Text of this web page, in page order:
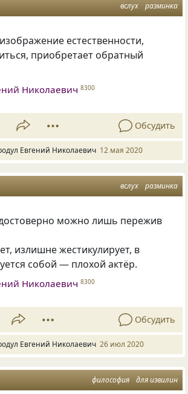
вслух разминка
естественности,
приобретает обратный
Николаевич 8300
Обсудить
Евгений Николаевич 12 мая 2020
вслух разминка
можно лишь пережив
излишне жестикулирует, в
собой — плохой актёр.
Николаевич 8300
Обсудить
Евгений Николаевич 26 июл 2020
философия для извилин